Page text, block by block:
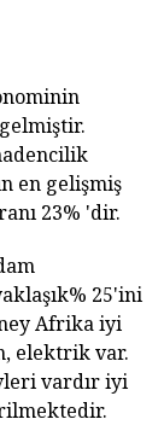
en gelişmiş
23% 'dir.
25'ini
Afrika iyi
elektrik var.
vardır iyi